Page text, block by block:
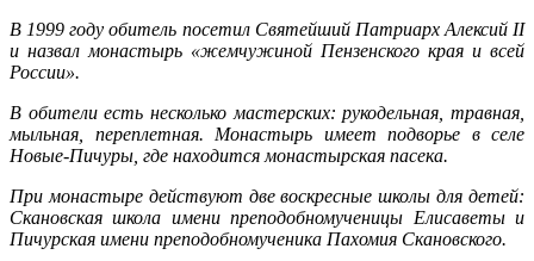
В 1999 году обитель посетил Святейший Патриарх Алексий II
и назвал монастырь «жемчужиной Пензенского края и всей
России».
В обители есть несколько мастерских: рукодельная, травная,
мыльная, переплетная. Монастырь имеет подворье в селе
Новые-Пичуры, где находится монастырская пасека.
При монастыре действуют две воскресные школы для детей:
Скановская школа имени преподобномученицы Елисаветы и
Пичурская имени преподобномученика Пахомия Скановского.